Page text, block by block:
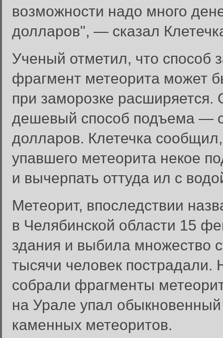
возможности надо много
долларов", — сказал
Ученый отметил, что способ
фрагмент метеорита может
при заморозке расширяется.
дешевый способ подъема —
долларов. Клетечка сообщил,
упавшего метеорита некое
и вычерпать оттуда ил с
Метеорит, впоследствии
в Челябинской области 15
здания и выбила множество
тысячи человек пострадали.
собрали фрагменты
на Урале упал
каменных метеоритов.
Вход в систему
Введите имя пользователя и
Вход в систему
Имя пользователя: